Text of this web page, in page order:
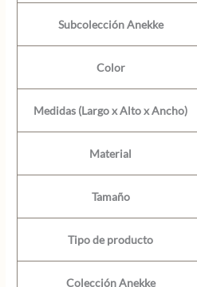
Subcolección Anekke
Color
Medidas (Largo x Alto x Ancho)
Material
Tamaño
Tipo de producto
Colección Anekke